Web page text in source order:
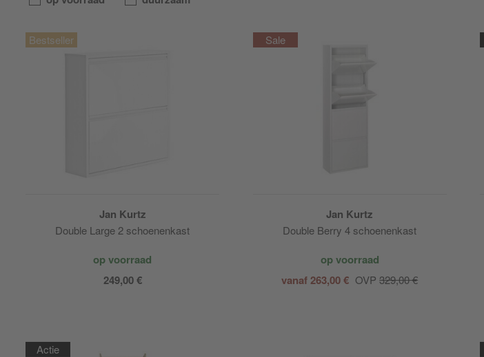
Jan Kurtz
Double Large 2 schoenenkast
op voorraad
249,00 €
Jan Kurtz
Double Berry 4 schoenenkast
op voorraad
vanaf 263,00 € OVP329,00 €
Actie